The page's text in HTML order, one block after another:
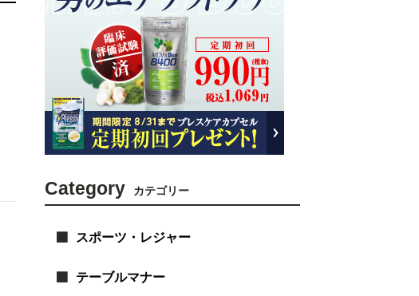
Category カテゴリー
スポーツ・レジャー
テーブルマナー